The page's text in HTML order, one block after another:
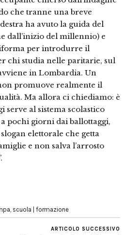
che tranne una breve
ha avuto la guida del
dall’inizio del millennio) e
per introdurre il
chi studia nelle paritarie, sul
in Lombardia. Un
promuove realmente il
Ma allora ci chiediamo: è
serve al sistema scolastico
pochi giorni dai ballottaggi,
elettorale che getta
e non salva l’arrosto
, scuola | formazione
ARTICOLO SUCCESSIVO